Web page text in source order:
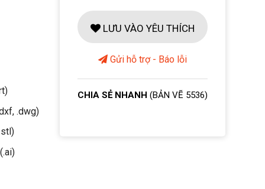
.dwg)
LƯU VÀO YÊU THÍCH
Gửi hỗ trợ - Báo lỗi
CHIA SẺ NHANH (BẢN VẼ 5536)